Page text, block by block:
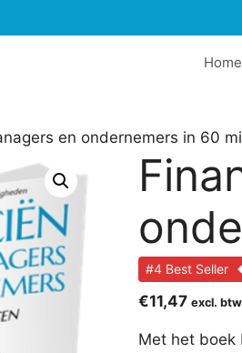
Home
en ondernemers in 60
#4 Best Seller
€11,47 excl.
Met het boek